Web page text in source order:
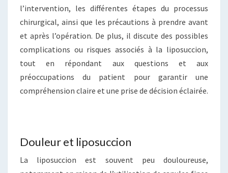
l’intervention, les différentes étapes du processus
chirurgical, ainsi que les précautions à prendre avant
et après l’opération. De plus, il discute des possibles
complications ou risques associés à la liposuccion,
tout en répondant aux questions et aux
préoccupations du patient pour garantir une
compréhension claire et une prise de décision éclairée.
Douleur et liposuccion
La liposuccion est souvent peu douloureuse,